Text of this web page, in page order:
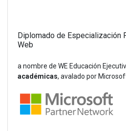
Diplomado de Especialización
Web
a nombre de WE Educación
académicas, avalado por